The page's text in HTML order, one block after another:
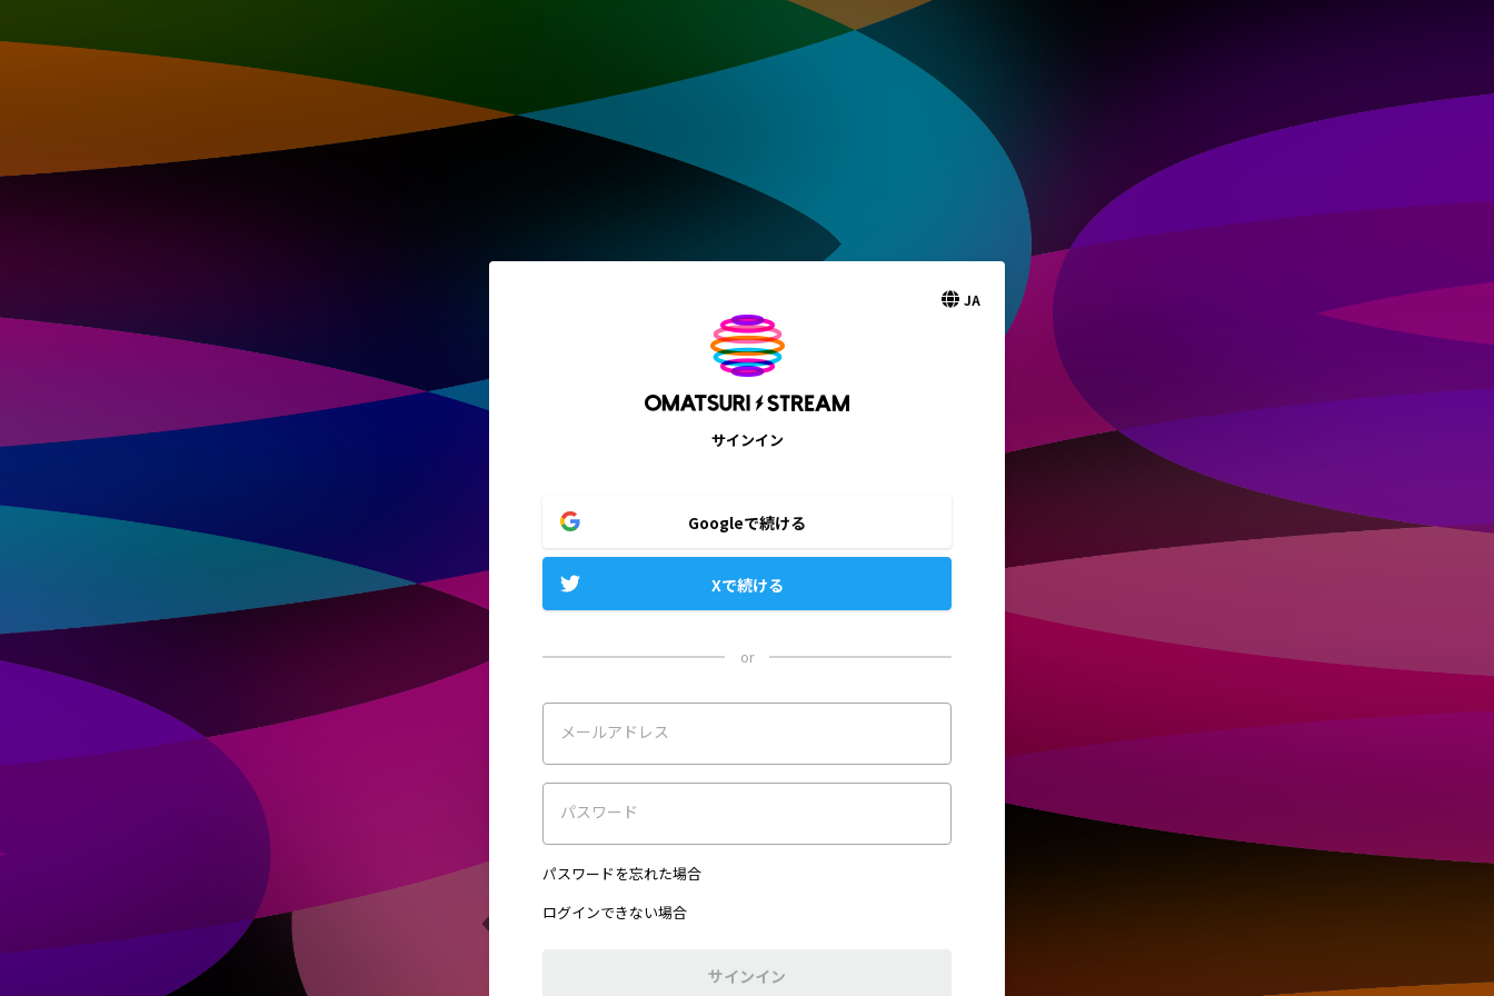
JA
サインイン
Googleで続ける
Xで続ける
or
メールアドレス
パスワード
パスワードを忘れた場合
ログインできない場合
サインイン